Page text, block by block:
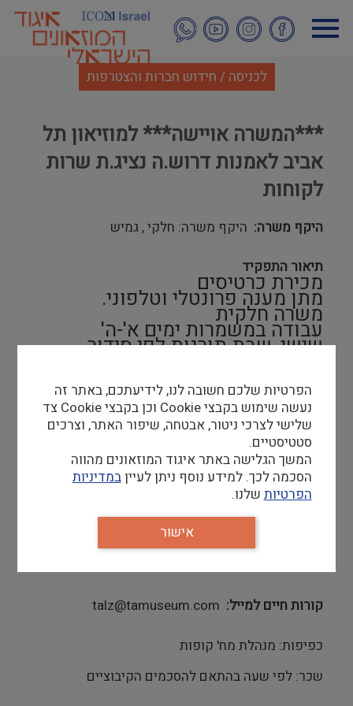
לתוכן
העיקרי
לכניסה / חידוש חברות והצטרפות
***המשרה אויישה*** למוזיאון תל
אביב לאמנות דרוש.ה נציג.ת שרות
לקוחות
היקף משרה היקף משרה: חלקי , גמיש
תיאור התפקיד
מכירת כרטיסים
מתן מענה פרונטלי וטלפוני.
משרה חלקית
עבודה במשמרות ימים א'-ה'
שישי, שבת תורנות לפי סידור
דרישות סף
תודעת שרות גבוהה.
יחסי אנוש טובים מאוד.
נכונות לעבוד בשישי שבת בהתאם לסידור עבודה
תינתן עדיפות למועמדים בעלי מוגבלויות
קורות חיים למייל talz@tamuseum.com
כפיפות: מנהלת מח' קופות
שכר: לפי שעה בהתאם להסכמים הקיבוציים
הפרטיות שלכם חשובה לנו, לידיעתכם, באתר זה
נעשה שימוש בקבצי Cookie וכן בקבצי Cookie צד
שלישי לצרכי ניטור, אבטחה, שיפור האתר, וצרכים
סטטיסטיים.
המשך הגלישה באתר איגוד המוזאונים מהווה
הסכמה לכך. למידע נוסף ניתן לעייןבמדיניות
הפרטיות שלנו.
אישור